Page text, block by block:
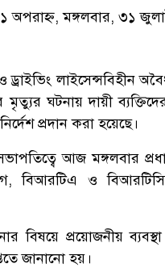
অপরাহ্ন, মঙ্গলবার, ৩১
ড্রাইভিং লাইসেন্সবিহীন
ঘটনায় দায়ী
প্রদান করা হয়েছে।
আজ মঙ্গলবার
বিআরটিএ ও
বিষয়ে প্রয়োজনীয়
জানানো হয়।